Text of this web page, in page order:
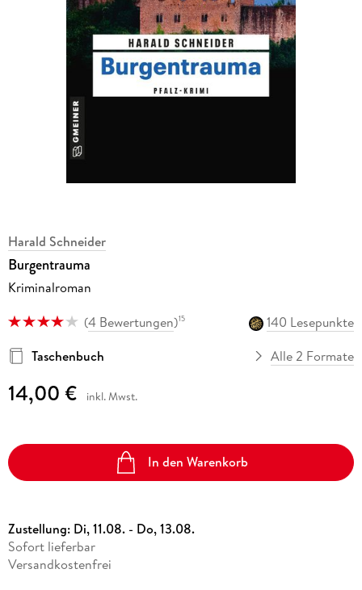
Harald Schneider
Burgentrauma
Kriminalroman
(4 Bewertungen)15
140 Lesepunkte
Taschenbuch
Alle 2 Formate
14,00 € inkl. Mwst.
In den Warenkorb
Zustellung: Di, 11.08. - Do, 13.08.
Sofort lieferbar
Versandkostenfrei